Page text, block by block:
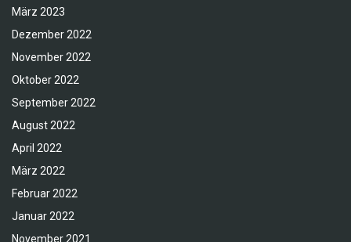
März 2023
Dezember 2022
November 2022
Oktober 2022
September 2022
August 2022
April 2022
März 2022
Februar 2022
Januar 2022
November 2021